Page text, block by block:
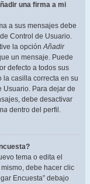
una firma a mi
a sus mensajes debe
Control de Usuario.
la opciónAñadir
un mensaje. Puede
defecto a todos sus
la casilla correcta en su
Usuario. Para dejar de
debe desactivar
dentro del perfil.
tema o edita el
debe hacer clic
Encuesta” debajo